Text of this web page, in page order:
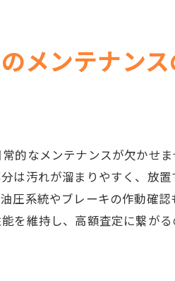
対応手順
の情報提供の準備
メンテナン
的なメンテナンスが欠かせ
は汚れが溜まりやすく、放
圧系統やブレーキの作動確
を維持し、高額査定に繋が